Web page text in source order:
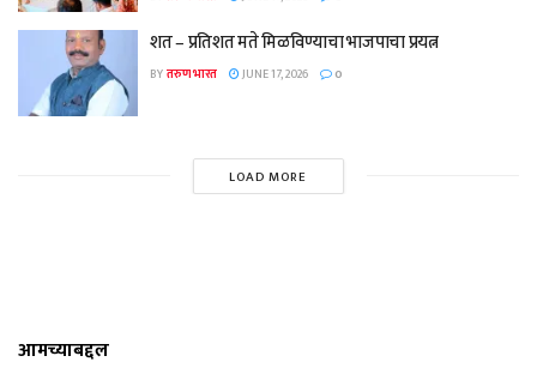
शत – प्रतिशत मते मिळविण्याचा भाजपाचा प्रयत्न
BYतरुण भारत JUNE 17, 2026 0
LOAD MORE
आमच्याबद्दल